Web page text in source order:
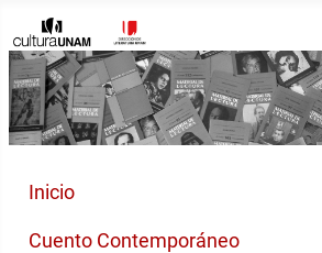
Inicio
Cuento Contemporáneo